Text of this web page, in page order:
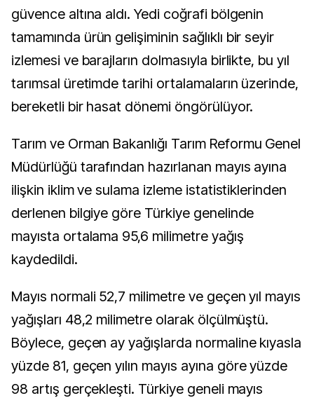
güvence altına aldı. Yedi coğrafi bölgenin
tamamında ürün gelişiminin sağlıklı bir seyir
izlemesi ve barajların dolmasıyla birlikte, bu yıl
tarımsal üretimde tarihi ortalamaların üzerinde,
bereketli bir hasat dönemi öngörülüyor.
Tarım ve Orman Bakanlığı Tarım Reformu Genel
Müdürlüğü tarafından hazırlanan mayıs ayına
ilişkin iklim ve sulama izleme istatistiklerinden
derlenen bilgiye göre Türkiye genelinde
mayısta ortalama 95,6 milimetre yağış
kaydedildi.
Mayıs normali 52,7 milimetre ve geçen yıl mayıs
yağışları 48,2 milimetre olarak ölçülmüştü.
Böylece, geçen ay yağışlarda normaline kıyasla
yüzde 81, geçen yılın mayıs ayına göre yüzde
98 artış gerçekleşti. Türkiye geneli mayıs